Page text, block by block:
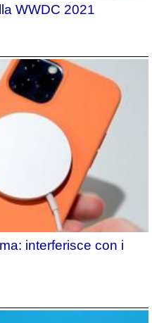
WWDC 2021
interferisce con i